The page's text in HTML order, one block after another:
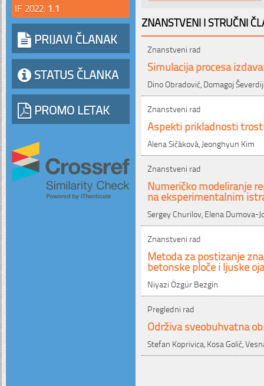
IF 2022: 1.1
PRIJAVI ČLANAK
STATUS ČLANKA
PROMO LETAK
ZNANSTVENI I STRUČNI
Znanstveni rad
Simulacija procesa
Dino Obradović, Domagoj
Znanstveni rad
Aspekti prikladnosti
Alena Sičáková, Jeonghyun Kim
Znanstveni rad
Numeričko modeliranje
na eksperimentalnim
Sergey Churilov, Elena Dumova-
Znanstveni rad
Metoda za postizanje
betonske ploče i ljuske
Niyazi Özgür Bezgin
Pregledni rad
Održiva sveobuhvatna
Stefan Koprivica, Kosa Golić,